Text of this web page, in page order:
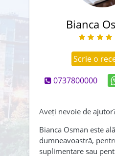
Bianca
Scrie o
0737800000
Aveți nevoie de
Bianca Osman este
dumneavoastră,
suplimentare sau
Abonează-mă și la
Creează-mi
Am citit și sunt de
termenii și
,
Politica de